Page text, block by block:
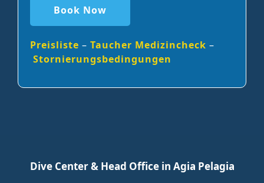
Book Now
Preisliste – Taucher Medizincheck –
Stornierungsbedingungen
Dive Center & Head Office in Agia Pelagia